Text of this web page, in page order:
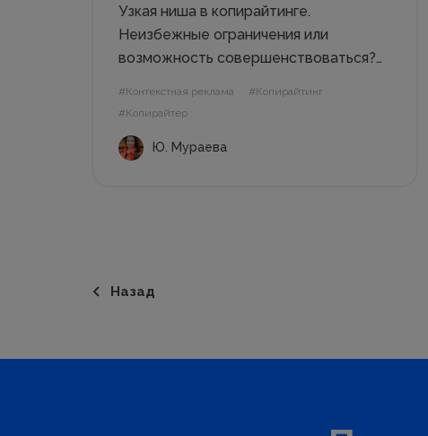
Узкая ниша в копирайтинге.
Неизбежные ограничения или
возможность совершенствоваться?
получить опыт. У меня так было
#Контекстная реклама
#Копирайтинг
#Копирайтер
Ю. Мураева
Назад